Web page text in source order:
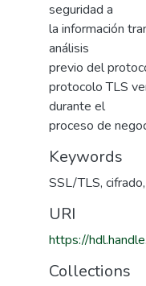
seguridad a
la información
análisis
previo del
protocolo TLS
durante el
proceso de
Keywords
SSL/TLS, cifrado,
URI
https://
Collections